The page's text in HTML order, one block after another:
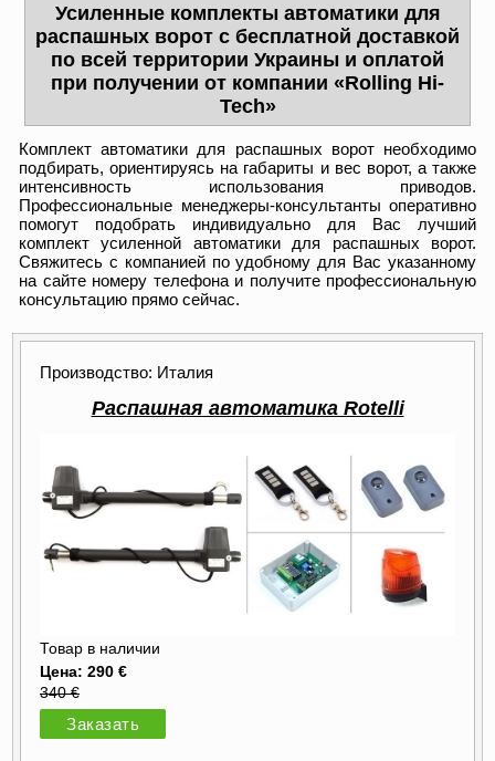
Усиленные комплекты автоматики для
распашных ворот с бесплатной доставкой
по всей территории Украины и оплатой
при получении от компании «Rolling Hi-
Tech»
Комплект автоматики для распашных ворот необходимо
подбирать, ориентируясь на габариты и вес ворот, а также
интенсивность использования приводов.
Профессиональные менеджеры-консультанты оперативно
помогут подобрать индивидуально для Вас лучший
комплект усиленной автоматики для распашных ворот.
Свяжитесь с компанией по удобному для Вас указанному
на сайте номеру телефона и получите профессиональную
консультацию прямо сейчас.
Производство: Италия
Распашная автоматика Rotelli
Товар в наличии
Цена: 290 €
340 €
Заказать